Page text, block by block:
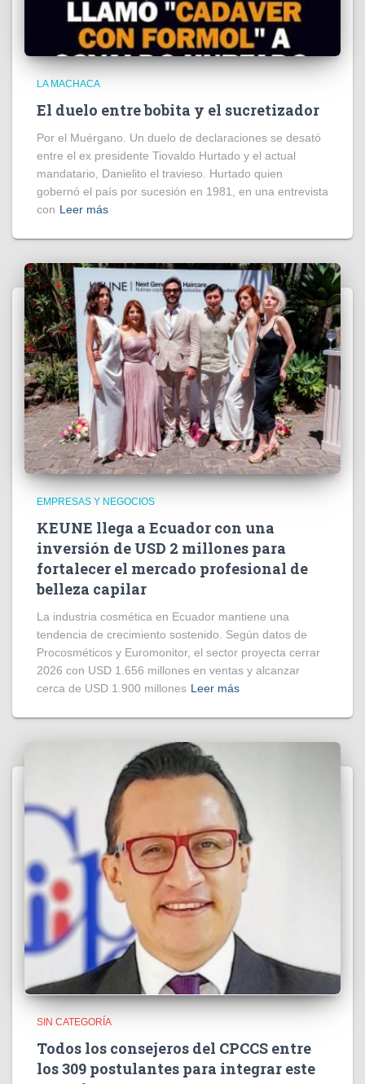
LA MACHACA
El duelo entre bobita y el sucretizador
Por el Muérgano. Un duelo de declaraciones se desató
entre el ex presidente Tiovaldo Hurtado y el actual
mandatario, Danielito el travieso. Hurtado quien
gobernó el país por sucesión en 1981, en una entrevista
con Leer más
EMPRESAS Y NEGOCIOS
KEUNE llega a Ecuador con una
inversión de USD 2 millones para
fortalecer el mercado profesional de
belleza capilar
La industria cosmética en Ecuador mantiene una
tendencia de crecimiento sostenido. Según datos de
Procosméticos y Euromonitor, el sector proyecta cerrar
2026 con USD 1.656 millones en ventas y alcanzar
cerca de USD 1.900 millones Leer más
SIN CATEGORÍA
Todos los consejeros del CPCCS entre
los 309 postulantes para integrar este